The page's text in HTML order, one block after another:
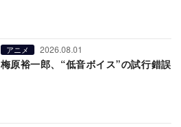
アニメ 2026.08.01
梅原裕一郎、“低音ボイス”の試行錯誤